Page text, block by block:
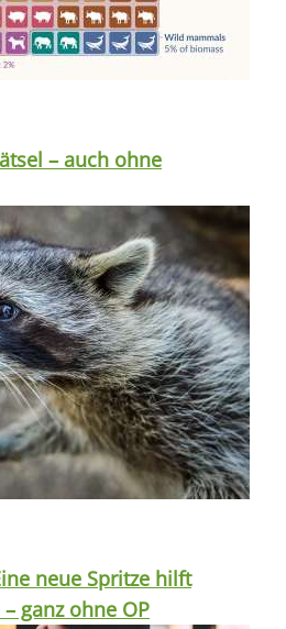
– auch ohne
neue Spritze hilft
ganz ohne OP